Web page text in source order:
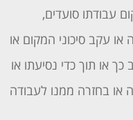
עבודתו סועדים,
עקב סיכוני המקום או
או תוך כדי נסיעתו או
או בחזרה ממנו לעבודה